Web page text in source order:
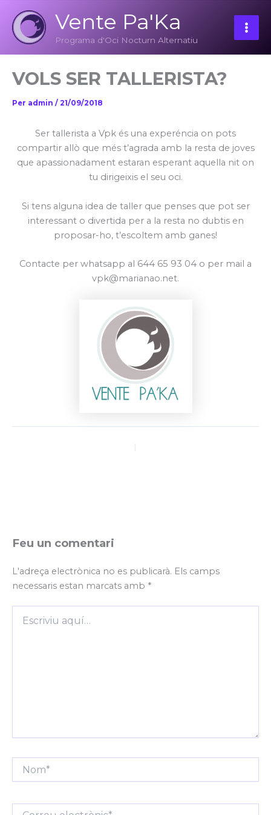
contingut
Vente Pa'Ka
Programa d'Oci Nocturn Alternatiu
VOLS SER TALLERISTA?
Per admin / 21/09/2018
Ser tallerista a Vpk és una experéncia on pots
compartir allò que més t’agrada amb la resta de joves
que apassionadament estaran esperant aquella nit on
tu dirigeixis el seu oci.
Si tens alguna idea de taller que penses que pot ser
interessant o divertida per a la resta no dubtis en
proposar-ho, t’escoltem amb ganes!
Contacte per whatsapp al 644 65 93 04 o per mail a
vpk@marianao.net.
Feu un comentari
L'adreça electrònica no es publicarà. Els camps
necessaris estan marcats amb *
aquí…
Correu